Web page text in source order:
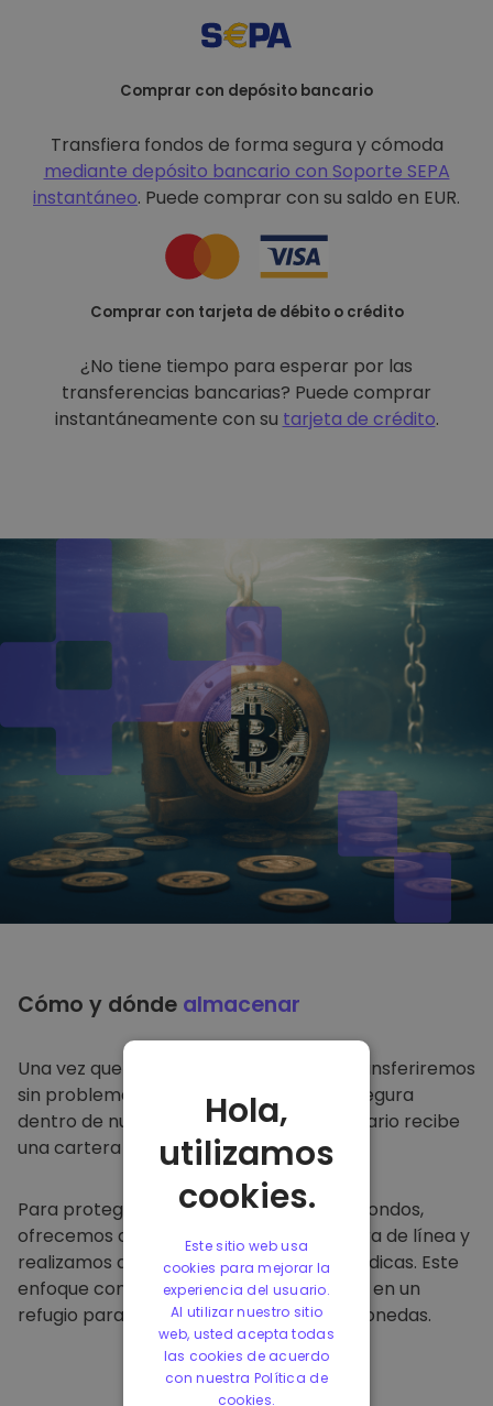
Comprar con depósito bancario
Transfiera fondos de forma segura y cómoda
mediante depósito bancario con Soporte SEPA
instantáneo. Puede comprar con su saldo en EUR.
Comprar con tarjeta de débito o crédito
¿No tiene tiempo para esperar por las
transferencias bancarias? Puede comprar
instantáneamente con su tarjeta de crédito.
Cómo y dónde almacenar
Una vez que compre en
, lo transferiremos
sin problemas a su cartera dedicada y segura
dentro de nuestra plataforma. Cada usuario recibe
una cartera individual.
Para proteger a nuestros clientes y sus fondos,
ofrecemos almacenamiento seguro fuera de línea y
realizamos auditorías de seguridad periódicas. Este
enfoque convierte a nuestra plataforma en un
refugio para almacenar y otras criptomonedas.
Hola,
utilizamos
cookies.
Este sitio web usa
cookies para mejorar la
experiencia del usuario.
Al utilizar nuestro sitio
web, usted acepta todas
las cookies de acuerdo
con nuestra Política de
cookies.